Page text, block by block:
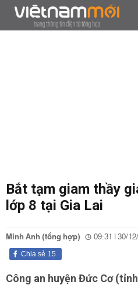
Bắt tạm giam thầy
lớp 8 tại Gia Lai
Minh Anh (tổng hợp) 09:31 | 30/
15
Chia sẻ
Công an huyện Đức Cơ